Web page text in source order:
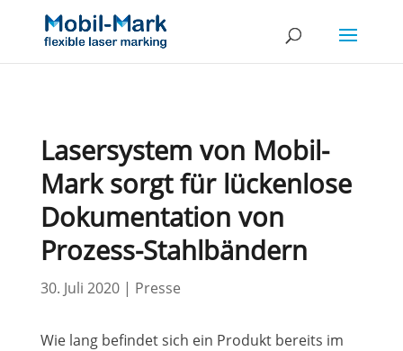
Lasersystem von Mobil-
Mark sorgt für lückenlose
Dokumentation von
Prozess-Stahlbändern
30. Juli 2020| Presse
Wie lang befindet sich ein Produkt bereits im